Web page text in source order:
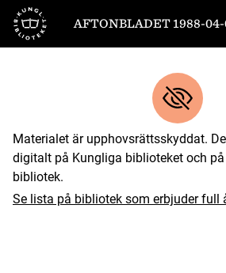
Till startsidan
AFTONBLADET 1988-
Materialet är upphovsrättsskyddat.
digitalt på Kungliga biblioteket och
bibliotek.
Se lista på bibliotek som erbjuder full